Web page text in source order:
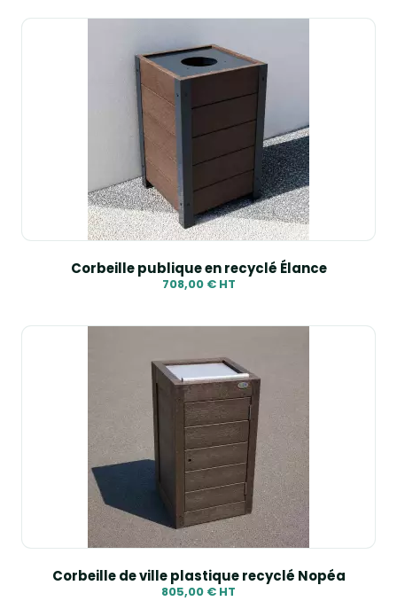
Corbeille publique en recyclé Élance
708,00 € HT
Corbeille de ville plastique recyclé Nopéa
805,00 € HT